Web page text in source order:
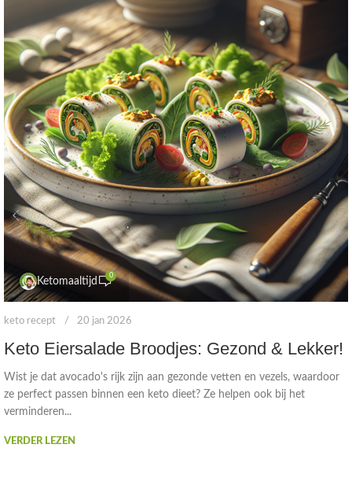
Ketomaaltijd
0
keto recept 20 jan 2026
Keto Eiersalade Broodjes: Gezond & Lekker!
Wist je dat avocado's rijk zijn aan gezonde vetten en vezels, waardoor
ze perfect passen binnen een keto dieet? Ze helpen ook bij het
verminderen...
VERDER LEZEN